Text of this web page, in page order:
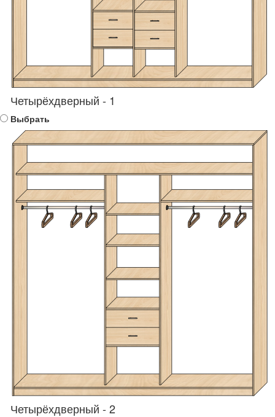
Четырёхдверный - 1
Выбрать
Четырёхдверный - 2